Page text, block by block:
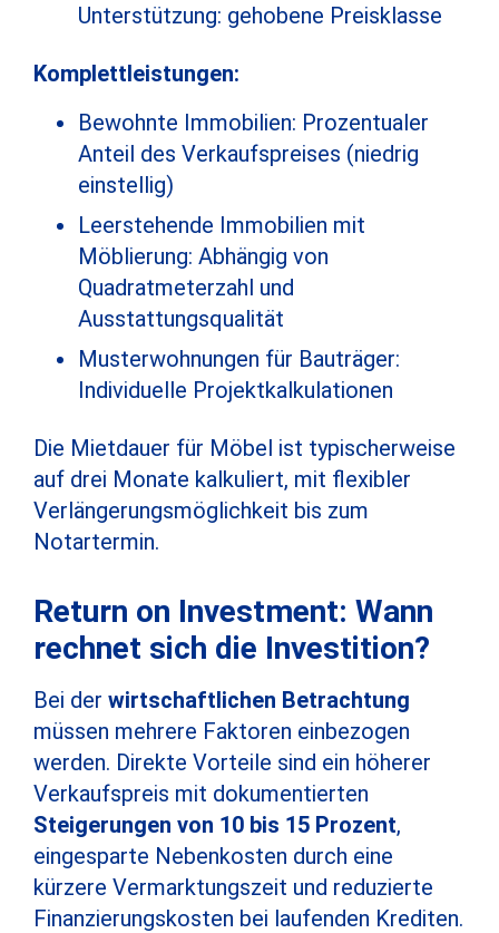
Unterstützung: gehobene Preisklasse
Komplettleistungen:
Bewohnte Immobilien: Prozentualer
Anteil des Verkaufspreises (niedrig
einstellig)
Leerstehende Immobilien mit
Möblierung: Abhängig von
Quadratmeterzahl und
Ausstattungsqualität
Musterwohnungen für Bauträger:
Individuelle Projektkalkulationen
Die Mietdauer für Möbel ist typischerweise
auf drei Monate kalkuliert, mit flexibler
Verlängerungsmöglichkeit bis zum
Notartermin.
Return on Investment: Wann
rechnet sich die Investition?
Bei der wirtschaftlichen Betrachtung
müssen mehrere Faktoren einbezogen
werden. Direkte Vorteile sind ein höherer
Verkaufspreis mit dokumentierten
Steigerungen von 10 bis 15 Prozent,
eingesparte Nebenkosten durch eine
kürzere Vermarktungszeit und reduzierte
Finanzierungskosten bei laufenden Krediten.